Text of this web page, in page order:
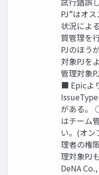
PJ”はオ
状況によ
質管理を
PJのほう
対象PJを
管理対象
■ Epicよ
がある。
はチーム
い。(オ
理者の権
理対象PJ
DeNA